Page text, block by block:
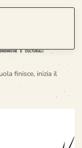
finisce, inizia il